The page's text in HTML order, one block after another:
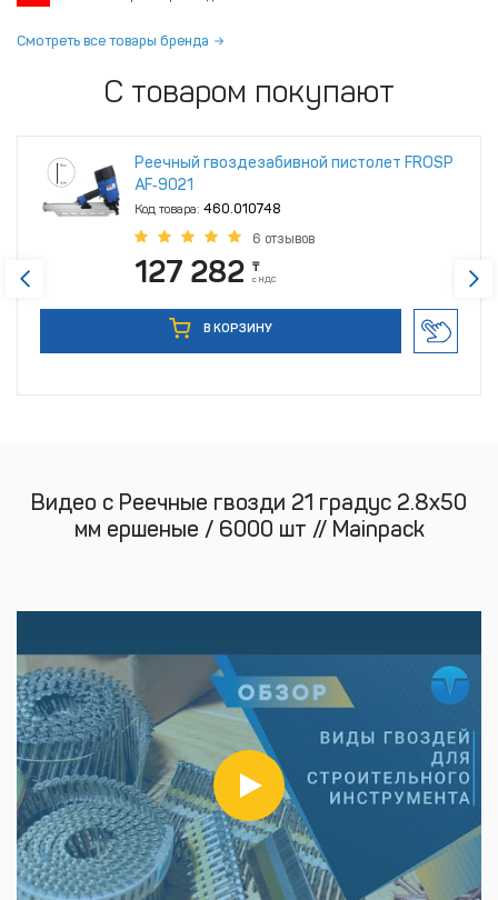
Смотреть все товары бренда
С товаром покупают
Реечный гвоздезабивной пистолет FROSP
AF‑9021
Код товара: 460.010748
6 отзывов
127 282 ₸
с НДС
В КОРЗИНУ
Видео с Реечные гвозди 21 градус 2.8х50
мм ершеные / 6000 шт // Mainpack